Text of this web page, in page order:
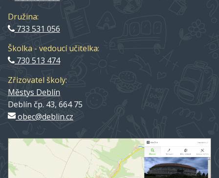
Družina:
733 531 056
Školka - vedoucí učitelka:
730 513 474
Zřizovatel školy:
Městys Deblín
Deblín čp. 43, 664 75
obec@deblin.cz